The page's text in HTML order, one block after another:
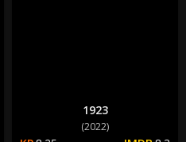
1923
(2022)